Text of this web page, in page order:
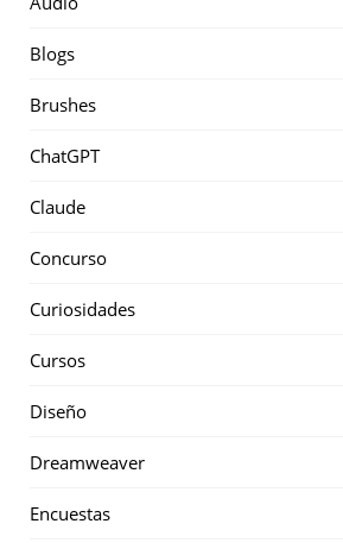
Blogs
Brushes
ChatGPT
Claude
Concurso
Curiosidades
Cursos
Diseño
Dreamweaver
Encuestas